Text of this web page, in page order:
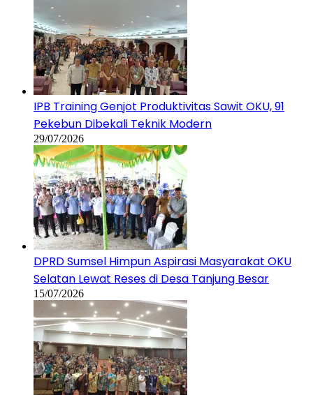
IPB Training Genjot Produktivitas Sawit OKU, 91
Pekebun Dibekali Teknik Modern
29/07/2026
DPRD Sumsel Himpun Aspirasi Masyarakat OKU
Selatan Lewat Reses di Desa Tanjung Besar
15/07/2026